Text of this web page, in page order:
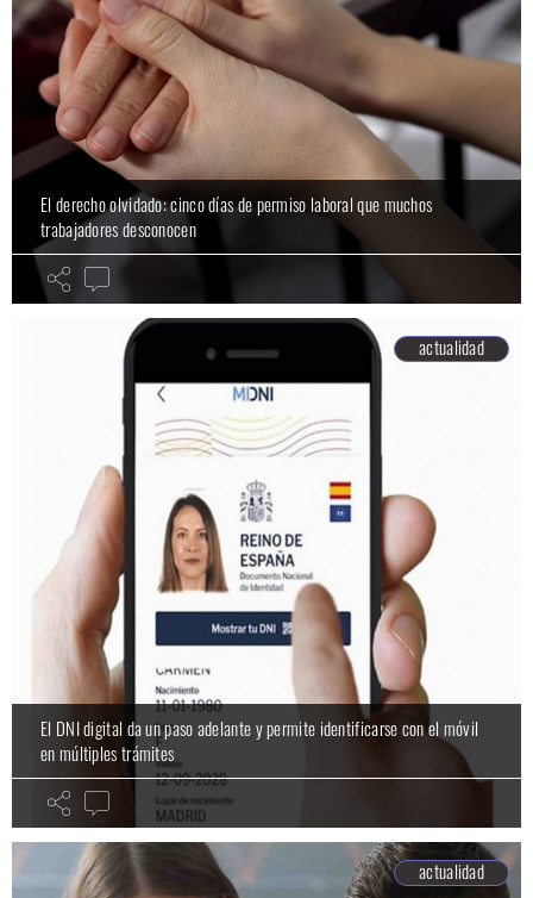
El derecho olvidado: cinco días de permiso laboral que muchos
trabajadores desconocen
actualidad
El DNI digital da un paso adelante y permite identificarse con el móvil
en múltiples trámites
actualidad